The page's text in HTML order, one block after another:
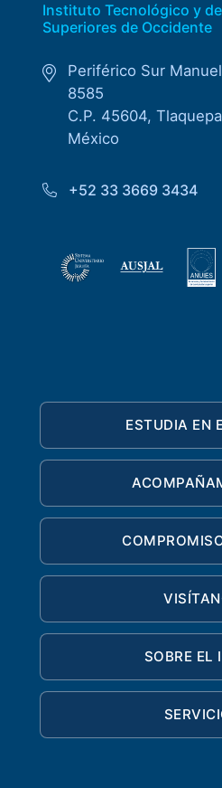
Instituto Tecnológico y
Superiores de Occidente
Periférico Sur
8585
C.P. 45604,
México
+52 33 3669 3434
ESTUDIA EN
SOBRE EL